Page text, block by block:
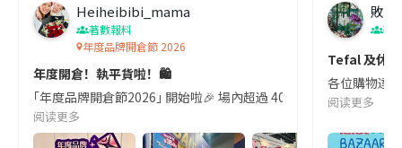
Heiheibibi_mama
著數報料
年度品牌開倉節 2026
年度開倉！執平貨啦！🛍️
｢年度品牌開倉節2026｣ 開始啦🎉 場內超過 400 個展檔,多款高
阅读更多
敗家
著
Tefal 及休
各位購物達
阅读更多